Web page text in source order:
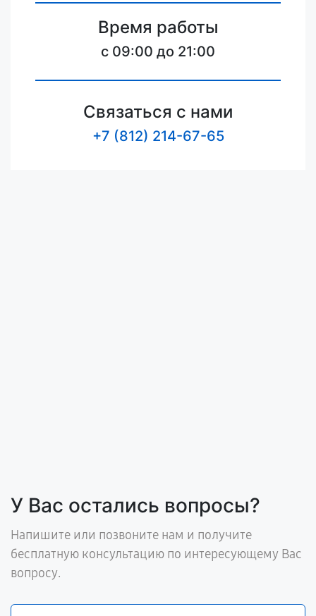
Время работы
c 09:00 до 21:00
Связаться с нами
+7 (812) 214-67-65
У Вас остались вопросы?
Напишите или позвоните нам и получите
бесплатную консультацию по интересующему Вас
вопросу.